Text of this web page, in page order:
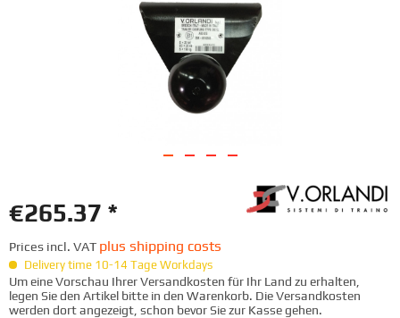
€265.37 *
Prices incl. VAT plus shipping costs
Delivery time 10-14 Tage Workdays
Um eine Vorschau Ihrer Versandkosten für Ihr Land zu erhalten,
legen Sie den Artikel bitte in den Warenkorb. Die Versandkosten
werden dort angezeigt, schon bevor Sie zur Kasse gehen.